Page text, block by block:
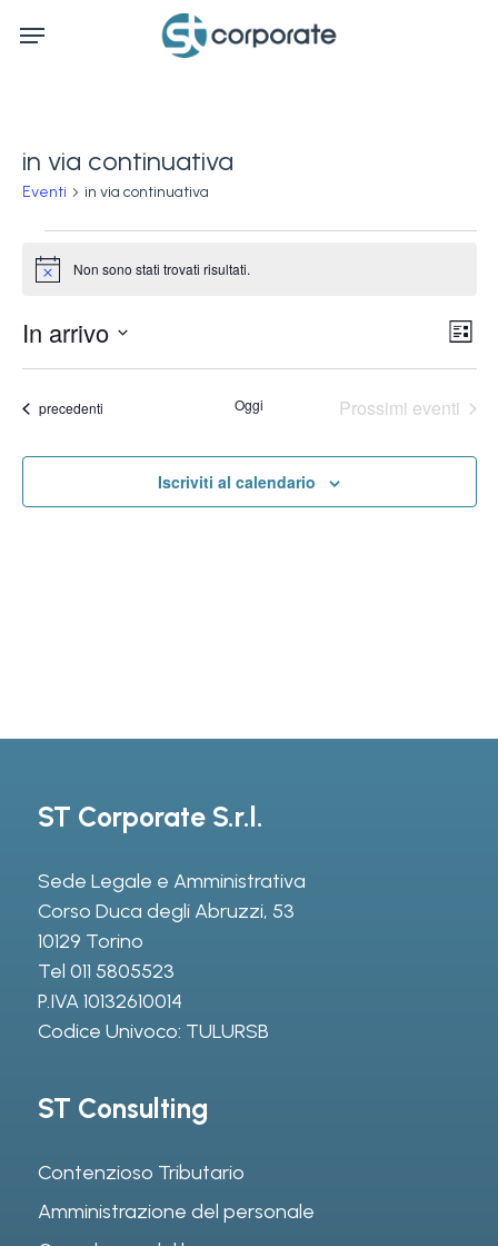
Menu
in via continuativa
Eventi in via continuativa
Eventi
Notice Non sono stati trovati risultati.
Lista
In arrivo
Seleziona
data.
Eventi
precedenti Oggi Prossimi eventi
Iscriviti al calendario
ST Corporate S.r.l.
Sede Legale e Amministrativa
Corso Duca degli Abruzzi, 53
10129 Torino
Tel 011 5805523
P.IVA 10132610014
Codice Univoco: TULURSB
ST Consulting
Contenzioso Tributario
Amministrazione del personale